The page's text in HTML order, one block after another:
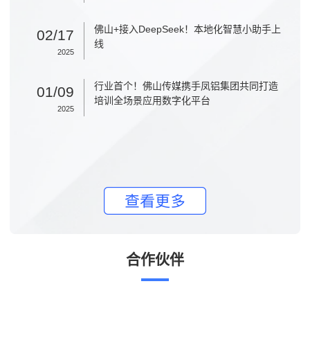
02/17
2025
佛山+接入DeepSeek！本地化智慧小助手上
线
01/09
2025
行业首个！佛山传媒携手凤铝集团共同打造
培训全场景应用数字化平台
合作伙伴